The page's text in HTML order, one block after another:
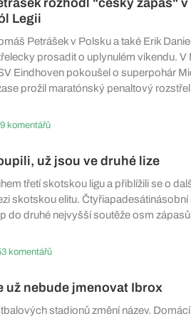
Legii
Petrášek v Polsku a také Erik
prosadit o uplynulém víkendu. V
Eindhoven pokoušel o superpohár
prožil maratónský penaltový
komentářů
už jsou ve druhé lize
třetí skotskou ligu a přiblížili se o
skotskou elitu. Čtyřiapadesátinásobní
do druhé nejvyšší soutěže osm
komentářů
už nebude jmenovat Ibrox
stadionů změní název. Domácí